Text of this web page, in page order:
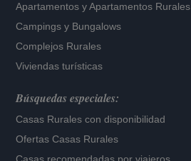
Apartamentos yApartamentos Rurales
Campings y Bungalows
Complejos Rurales
Viviendas turísticas
Búsquedas especiales:
Casas Rurales con disponibilidad
Ofertas Casas Rurales